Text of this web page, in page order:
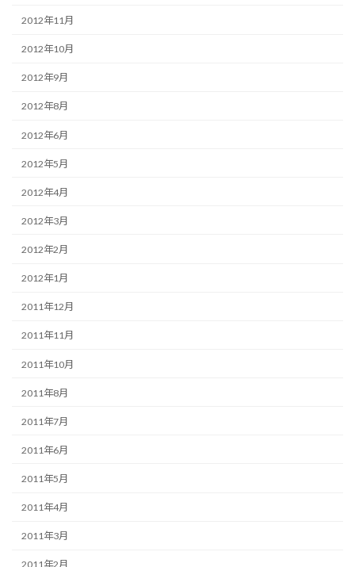
2012年11月
2012年10月
2012年9月
2012年8月
2012年6月
2012年5月
2012年4月
2012年3月
2012年2月
2012年1月
2011年12月
2011年11月
2011年10月
2011年8月
2011年7月
2011年6月
2011年5月
2011年4月
2011年3月
2011年2月